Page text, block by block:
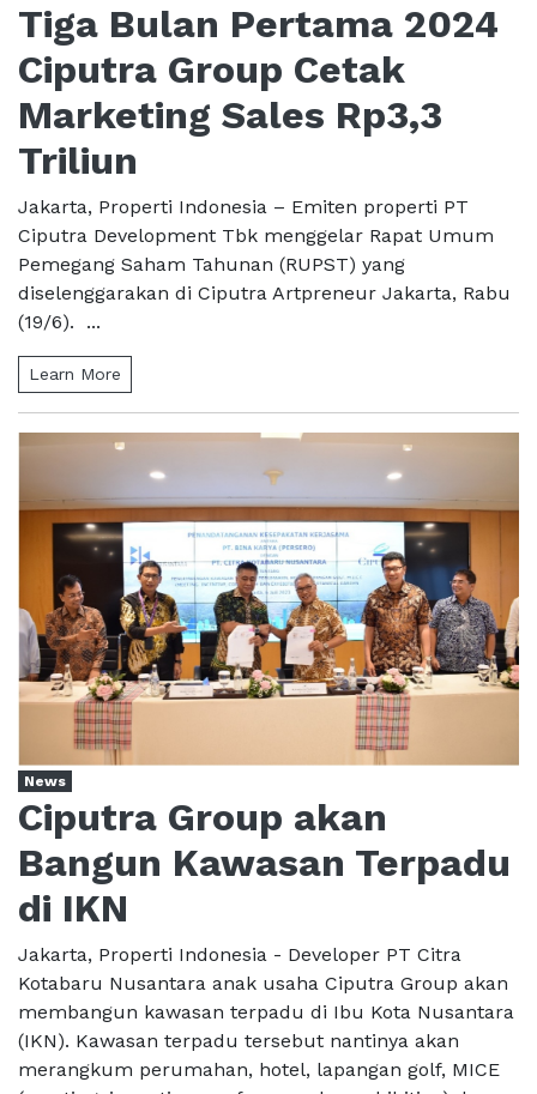
Tiga Bulan Pertama 2024
Ciputra Group Cetak
Marketing Sales Rp3,3
Triliun
Jakarta, Properti Indonesia – Emiten properti PT
Ciputra Development Tbk menggelar Rapat Umum
Pemegang Saham Tahunan (RUPST) yang
diselenggarakan di Ciputra Artpreneur Jakarta, Rabu
(19/6). ...
Learn More
News
Ciputra Group akan
Bangun Kawasan Terpadu
di IKN
Jakarta, Properti Indonesia - Developer PT Citra
Kotabaru Nusantara anak usaha Ciputra Group akan
membangun kawasan terpadu di Ibu Kota Nusantara
(IKN). Kawasan terpadu tersebut nantinya akan
merangkum perumahan, hotel, lapangan golf, MICE